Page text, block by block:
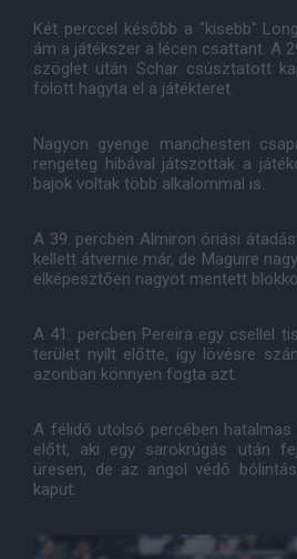
Két perccel később a "kisebb"
ám a játékszer a lécen csattant. A
szöglet után Schar csúsztatott
fölött hagyta el a játékteret.
Nagyon gyenge manchesteri
rengeteg hibával játszottak a
bajok voltak több alkalommal is.
A 39. percben Almiron óriási
kellett átvernie már, de Maguire
elképesztően nagyot mentett
A 41. percben Pereira egy csellel
terület nyílt előtte, így lövésre
azonban könnyen fogta azt.
A félidő utolsó percében
előtt, aki egy sarokrúgás után
üresen, de az angol védő
kaput.